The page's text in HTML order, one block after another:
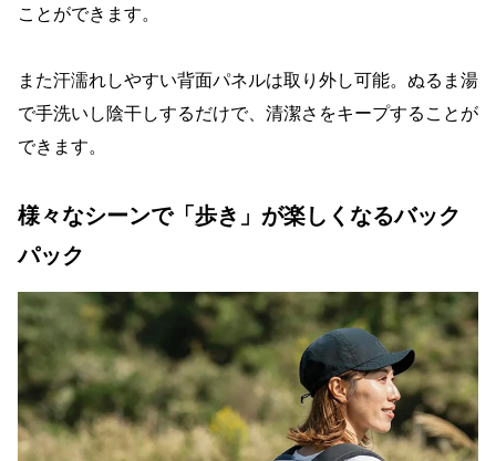
ことができます。
また汗濡れしやすい背面パネルは取り外し可能。ぬるま湯
で手洗いし陰干しするだけで、清潔さをキープすることが
できます。
様々なシーンで「歩き」が楽しくなるバック
パック